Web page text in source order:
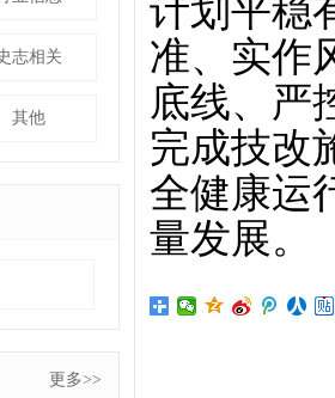
志相关
其他
更多>>
计划平稳
准、实作
底线、严
完成技改
全健康运
量发展。